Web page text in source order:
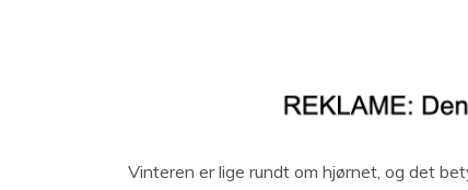
Vinteren er lige rundt om hjørnet, og det